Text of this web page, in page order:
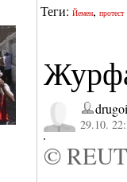
Теги: Йемен, протест
drugoi
29.10.
©